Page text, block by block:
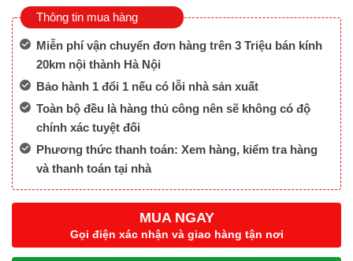
Thông tin mua hàng
Miễn phí vận chuyển đơn hàng trên 3 Triệu bán kính
20km nội thành Hà Nội
Bảo hành 1 đổi 1 nếu có lỗi nhà sản xuất
Toàn bộ đều là hàng thủ công nên sẽ không có độ
chính xác tuyệt đối
Phương thức thanh toán: Xem hàng, kiểm tra hàng
và thanh toán tại nhà
MUA NGAY
Gọi điện xác nhận và giao hàng tận nơi